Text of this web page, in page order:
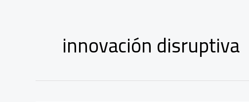
innovación disruptiva